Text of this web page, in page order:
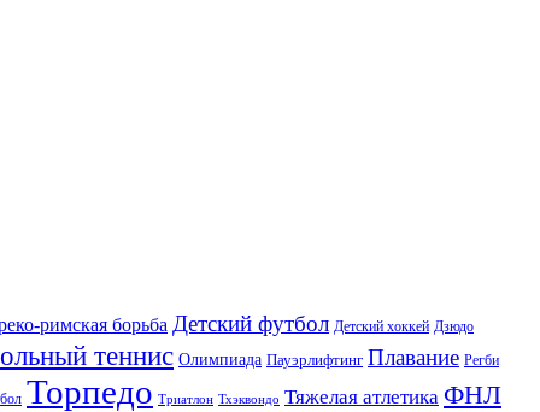
римская борьба Детский футбол Детский хоккей Дзюдо
теннис Олимпиада Пауэрлифтинг Плавание Регби
Торпедо Триатлон Тхэквондо Тяжелая атлетика ФНЛ